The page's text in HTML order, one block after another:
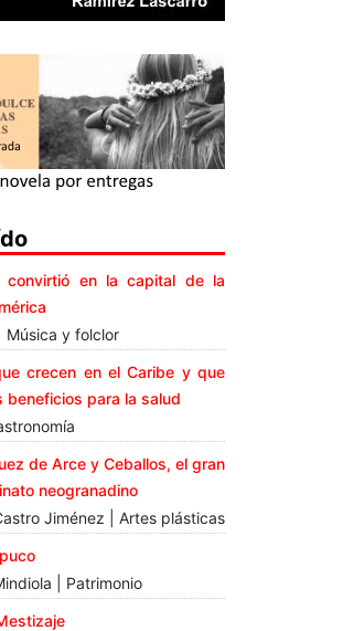
convirtió en la capital de la
Música y folclor
crecen en el Caribe y que
beneficios para la salud
de Arce y Ceballos, el gran
neogranadino
Jiménez | Artes plásticas
| Patrimonio